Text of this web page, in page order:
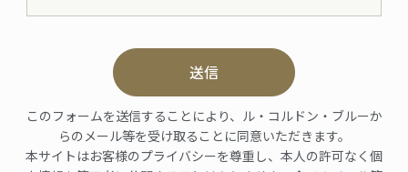
送信
このフォームを送信することにより、ル・コルドン・ブルーか
らのメール等を受け取ることに同意いただきます。
本サイトはお客様のプライバシーを尊重し、本人の許可なく個